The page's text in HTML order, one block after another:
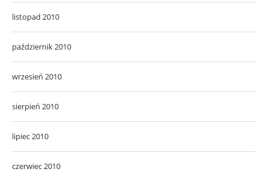
listopad 2010
październik 2010
wrzesień 2010
sierpień 2010
lipiec 2010
czerwiec 2010